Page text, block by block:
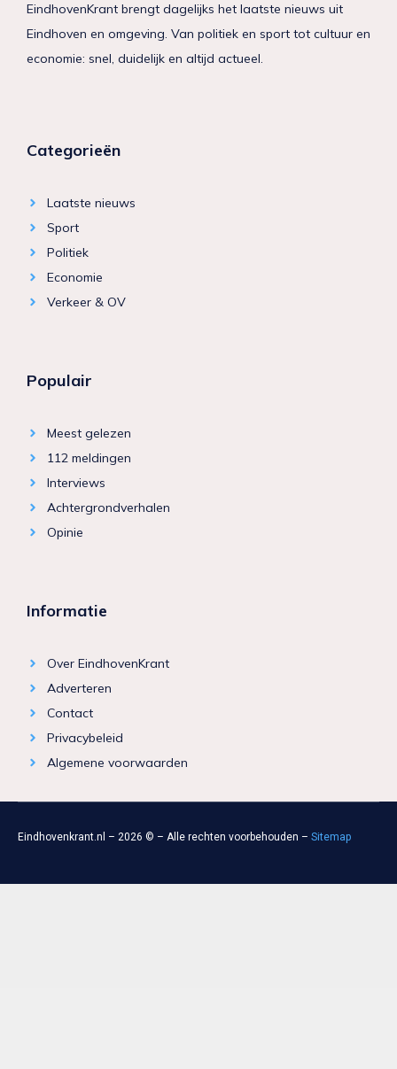
EindhovenKrant brengt dagelijks het laatste nieuws uit
Eindhoven en omgeving. Van politiek en sport tot cultuur en
economie: snel, duidelijk en altijd actueel.
Categorieën
Laatste nieuws
Sport
Politiek
Economie
Verkeer & OV
Populair
Meest gelezen
112 meldingen
Interviews
Achtergrondverhalen
Opinie
Informatie
Over EindhovenKrant
Adverteren
Contact
Privacybeleid
Algemene voorwaarden
Eindhovenkrant.nl – 2026 © – Alle rechten voorbehouden – Sitemap